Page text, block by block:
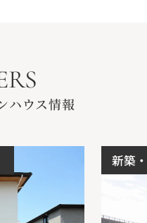
ハウス情報
新築